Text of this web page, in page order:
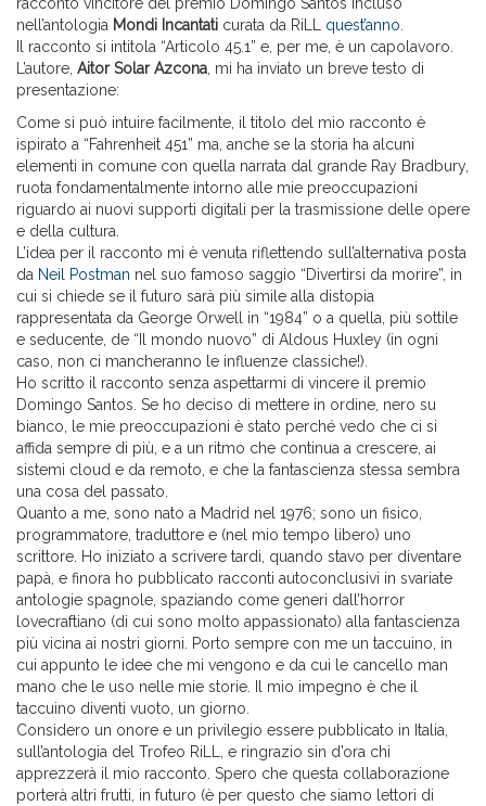
nell’antologia Mondi Incantati curata da RiLL quest’anno
Il racconto si intitola “Articolo 45.1” e, per me, è un capolavoro.
L’autore, Aitor Solar Azcona , mi ha inviato un breve testo di
presentazione:
Come si può intuire facilmente, il titolo del mio racconto è
ispirato a “Fahrenheit 451” ma, anche se la storia ha alcuni
elementi in comune con quella narrata dal grande Ray Bradbury,
ruota fondamentalmente intorno alle mie preoccupazioni
riguardo ai nuovi supporti digitali per la trasmissione delle opere
e della cultura.
L’idea per il racconto mi è venuta riflettendo sull’alternativa posta
da Neil Postman nel suo famoso saggio “Divertirsi da morire”, in
cui si chiede se il futuro sarà più simile alla distopia
rappresentata da George Orwell in “1984” o a quella, più sottile
e seducente, de “Il mondo nuovo” di Aldous Huxley (in ogni
caso, non ci mancheranno le influenze classiche!).
Ho scritto il racconto senza aspettarmi di vincere il premio
Domingo Santos. Se ho deciso di mettere in ordine, nero su
bianco, le mie preoccupazioni è stato perché vedo che ci si
affida sempre di più, e a un ritmo che continua a crescere, ai
sistemi cloud e da remoto, e che la fantascienza stessa sembra
una cosa del passato.
Quanto a me, sono nato a Madrid nel 1976; sono un fisico,
programmatore, traduttore e (nel mio tempo libero) uno
scrittore. Ho iniziato a scrivere tardi, quando stavo per diventare
papà, e finora ho pubblicato racconti autoconclusivi in svariate
antologie spagnole, spaziando come generi dall’horror
lovecraftiano (di cui sono molto appassionato) alla fantascienza
più vicina ai nostri giorni. Porto sempre con me un taccuino, in
cui appunto le idee che mi vengono e da cui le cancello man
mano che le uso nelle mie storie. Il mio impegno è che il
taccuino diventi vuoto, un giorno.
Considero un onore e un privilegio essere pubblicato in Italia,
sull’antologia del Trofeo RiLL, e ringrazio sin d’ora chi
apprezzerà il mio racconto. Spero che questa collaborazione
porterà altri frutti, in futuro (è per questo che siamo lettori di